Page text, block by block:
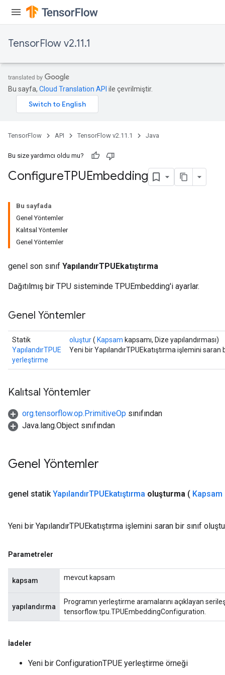
TensorFlow v2.11.1
Bu sayfa, Cloud Translation API ile çevrilmiştir.
TensorFlow API TensorFlow v2.11.1 Java
Bu size yardımcı oldu mu?
ConfigureTPUEmbedding
Bu sayfada
Genel Yöntemler
Kalıtsal Yöntemler
Genel Yöntemler
genel son sınıf YapılandırTPUEkatıştırma
Dağıtılmış bir TPU sisteminde TPUEmbedding'i ayarlar.
Genel Yöntemler
Statik
YapılandırTPUE
yerleştirme
oluştur( Kapsam kapsamı, Dize yapılandırması)
Yeni bir YapılandırTPUEkatıştırma işlemini
Kalıtsal Yöntemler
org.tensorflow.op.PrimitiveOp sınıfından
Java.lang.Object sınıfından
Genel Yöntemler
genel statikYapılandırTPUEkatıştırma oluşturma ( Kapsam
Yeni bir YapılandırTPUEkatıştırma işlemini saran bir sınıf
Parametreler
kapsam mevcut kapsam
yapılandırma
Programın yerleştirme aramalarını açıklayan
tensorflow.tpu.TPUEmbeddingConfiguration.
İadeler
Yeni bir ConfigurationTPUE yerleştirme örneği